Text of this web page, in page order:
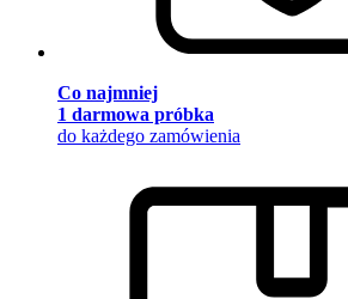
Co najmniej
1 darmowa próbka
do każdego zamówienia